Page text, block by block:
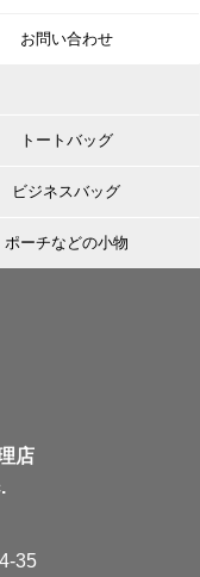
お問い合わせ
トートバッグ
ビジネスバッグ
ポーチなどの小物
店
35